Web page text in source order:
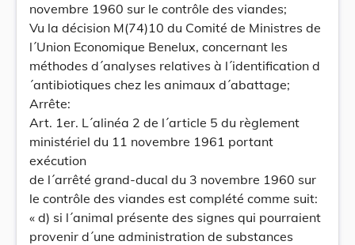
novembre 1960 sur le contrôle des viandes;
Vu la décision M(74)10 du Comité de Ministres de
l´Union Economique Benelux, concernant les
méthodes d´analyses relatives à l´identification d
´antibiotiques chez les animaux d´abattage;
Arrête:
Art. 1er. L´alinéa 2 de l´article 5 du règlement
ministériel du 11 novembre 1961 portant
exécution
de l´arrêté grand-ducal du 3 novembre 1960 sur
le contrôle des viandes est complété comme suit:
« d) si l´animal présente des signes qui pourraient
provenir d´une administration de substances